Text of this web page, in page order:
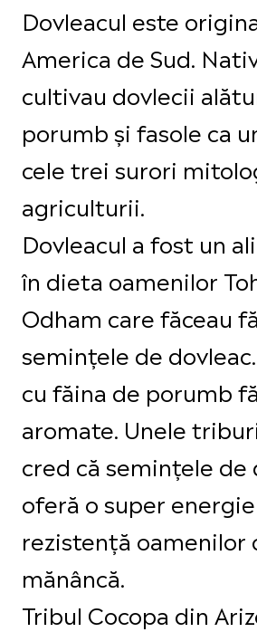
Dovleacul este
America de Sud.
cultivau dovlecii
porumb și fasole ca
cele trei surori
agriculturii.
Dovleacul a fost un
în dieta oamenilor
Odham care făceau
semințele de
cu făina de porumb
aromate. Unele
cred că semințele de
oferă o super
rezistență oamenilor
mănâncă.
Tribul Cocopa din